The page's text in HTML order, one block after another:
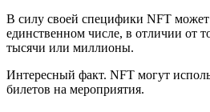
В силу своей специфики NFT может
единственном числе, в отличии от
тысячи или миллионы.
Интересный факт. NFT могут
билетов на мероприятия.